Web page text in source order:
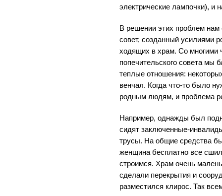
электрические лампочки), и
В решении этих проблем нам
совет, созданный усилиями
ходящих в храм. Со многими
попечительского совета мы
теплые отношения:
венчал. Когда что-то было
родным людям, и проблема
Например, однажды был
сидят заключенные-
трусы. На общие средства
женщина бесплатно все
строимся. Храм очень
сделали перекрытия и
разместился клирос. Так